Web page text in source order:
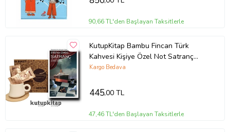
90,66 TL'den Başlayan Taksitlerle
KutupKitap Bambu Fincan Türk
Kahvesi Kişiye Özel Not Satranç
Stefan Zweig Kitap Hediye Seti
Kargo Bedava
445,00 TL
47,46 TL'den Başlayan Taksitlerle